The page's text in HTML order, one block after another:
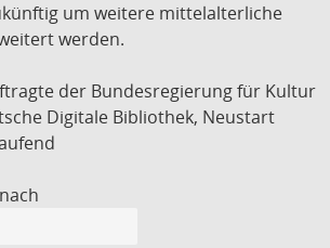
um weitere mittelalterliche
werden.
der Bundesregierung für Kultur
Digitale Bibliothek, Neustart